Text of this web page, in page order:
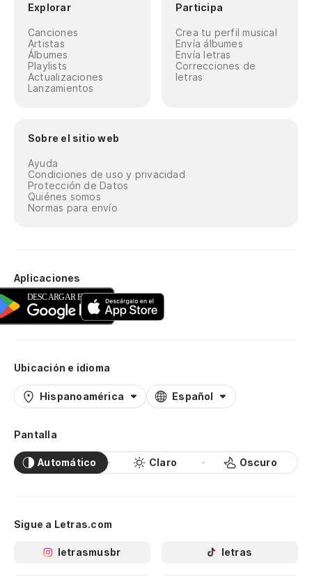
Explorar
Canciones
Artistas
Álbumes
Playlists
Actualizaciones
Lanzamientos
Participa
Crea tu perfil musical
Envía álbumes
Envía letras
Correcciones de
letras
Sobre el sitio web
Ayuda
Condiciones de uso y privacidad
Protección de Datos
Quiénes somos
Normas para envío
Aplicaciones
Ubicación e idioma
Hispanoamérica Español
Pantalla
Automático Claro Oscuro
Sigue a Letras.com
letrasmusbr letras